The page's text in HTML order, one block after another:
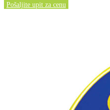
Pošaljite upit za cenu